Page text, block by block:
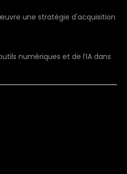
une stratégie d'acquisition
numériques et de l’IA dans